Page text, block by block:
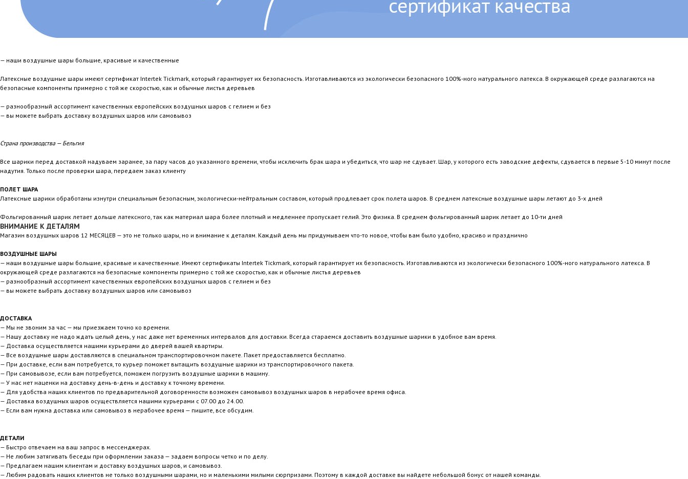
— наши воздушные шары большие, красивые и качественные
Латексные воздушные шары имеют сертификат Intertek Tickmark, который гарантирует их безопасность. Изготавливаются из экологически безопасного 100%-ного натурального латекса. В окружающей среде разлагаются на
безопасные компоненты примерно с той же скоростью, как и обычные листья деревьев
— разнообразный ассортимент качественных европейских воздушных шаров с гелием и без
— вы можете выбрать доставку воздушных шаров или самовывоз
Страна производства — Бельгия
Все шарики перед доставкой надуваем заранее, за пару часов до указанного времени, чтобы исключить брак шара и убедиться, что шар не сдувает. Шар, у которого есть заводские дефекты, сдувается в первые 5-10 минут после
надутия. Только после проверки шара, передаем заказ клиенту
ПОЛЕТ ШАРА
Латексные шарики обработаны изнутри специальным безопасным, экологически-нейтральным составом, который продлевает срок полета шаров. В среднем латексные воздушные шары летают до 3-х дней
Фольгированный шарик летает дольше латексного, так как материал шара более плотный и медленнее пропускает гелий. Это физика. В среднем фольгированный шарик летает до 10-ти дней
ВНИМАНИЕ К ДЕТАЛЯМ
Магазин воздушных шаров 12 МЕСЯЦЕВ — это не только шары, но и внимание к деталям. Каждый день мы придумываем что-то новое, чтобы вам было удобно, красиво и празднично
ВОЗДУШНЫЕ ШАРЫ
— наши воздушные шары большие, красивые и качественные. Имеют сертификаты Intertek Tickmark, который гарантирует их безопасность. Изготавливаются из экологически безопасного 100%-ного натурального латекса. В
окружающей среде разлагаются на безопасные компоненты примерно с той же скоростью, как и обычные листья деревьев
— разнообразный ассортимент качественных европейских воздушных шаров с гелием и без
— вы можете выбрать доставку воздушных шаров или самовывоз
ДОСТАВКА
— Мы не звоним за час — мы приезжаем точно ко времени.
— Нашу доставку не надо ждать целый день, у нас даже нет временных интервалов для доставки. Всегда стараемся доставить воздушные шарики в удобное вам время.
— Доставка осуществляется нашими курьерами до дверей вашей квартиры.
— Все воздушные шары доставляются в специальном транспортировочном пакете. Пакет предоставляется бесплатно.
— При доставке, если вам потребуется, то курьер поможет вытащить воздушные шарики из транспортировочного пакета.
— При самовывозе, если вам потребуется, поможем погрузить воздушные шарики в машину.
— У нас нет наценки на доставку день-в-день и доставку к точному времени.
— Для удобства наших клиентов по предварительной договоренности возможен самовывоз воздушных шаров в нерабочее время офиса.
— Доставка воздушных шаров осуществляется нашими курьерами с 07.00 до 24.00.
— Если вам нужна доставка или самовывоз в нерабочее время — пишите, все обсудим.
ДЕТАЛИ
— Быстро отвечаем на ваш запрос в мессенджерах.
— Не любим затягивать беседы при оформлении заказа — задаем вопросы четко и по делу.
— Предлагаем нашим клиентам и доставку воздушных шаров, и самовывоз.
— Любим радовать наших клиентов не только воздушными шарами, но и маленькими милыми сюрпризами. Поэтому в каждой доставке вы найдете небольшой бонус от нашей команды.